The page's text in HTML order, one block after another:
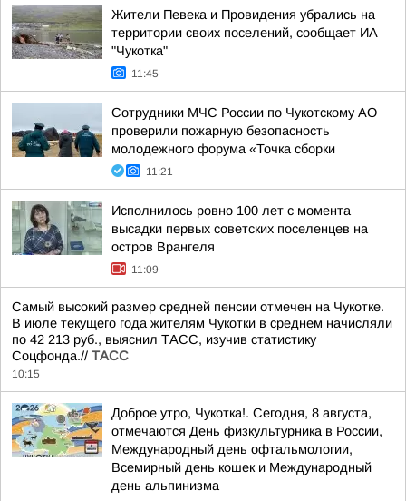
Жители Певека и Провидения убрались на
территории своих поселений, сообщает ИА
"Чукотка"
11:45
Сотрудники МЧС России по Чукотскому АО
проверили пожарную безопасность
молодежного форума «Точка сборки
11:21
Исполнилось ровно 100 лет с момента
высадки первых советских поселенцев на
остров Врангеля
11:09
Самый высокий размер средней пенсии отмечен на Чукотке.
В июле текущего года жителям Чукотки в среднем начисляли
по 42 213 руб., выяснил ТАСС, изучив статистику
Соцфонда.// ТАСС
10:15
Доброе утро, Чукотка!. Сегодня, 8 августа,
отмечаются День физкультурника в России,
Международный день офтальмологии,
Всемирный день кошек и Международный
день альпинизма